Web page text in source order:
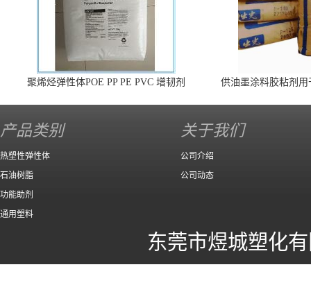
聚烯烃弹性体POE PP PE PVC 增韧剂
供油墨涂料胶粘剂
产品类别
热塑性弹性体
石油树脂
功能助剂
通用塑料
关于我们
公司介绍
公司动态
东莞市煜城塑化